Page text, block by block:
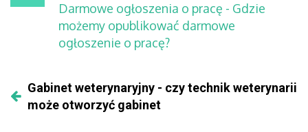
Darmowe ogłoszenia o pracę - Gdzie
możemy opublikować darmowe
ogłoszenie o pracę?
Gabinet weterynaryjny - czy technik weterynarii
może otworzyć gabinet